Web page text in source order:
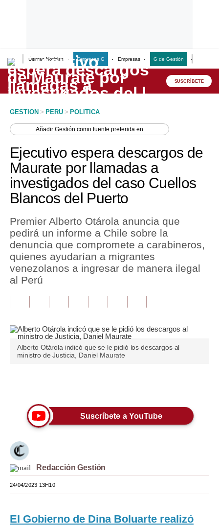
Últimas Noticias Empresas G Empresas G de Gestión
Lo último
Peru Quiosco
Economía
Mercados
Perú
Política
Tu Dinero
Finanzas Personales
Inmobiliarias
Plus G
Editorial
Pregunta de hoy
Lujo
Moda
Estilos
Mundo
SUSCRÍBETE
GESTION > PERU > POLITICA
AñadirGestión como fuente preferida en
Ejecutivo espera descargos de
Maurate por llamadas a
investigados del caso Cuellos
Blancos del Puerto
Premier Alberto Otárola anuncia que
pedirá un informe a Chile sobre la
denuncia que compromete a carabineros,
quienes ayudarían a migrantes
venezolanos a ingresar de manera ilegal
al Perú
Alberto Otárola indicó que se le pidió los descargos al
ministro de Justicia, Daniel Maurate
Suscríbete a YouTube
Redacción Gestión
24/04/2023 13H10
El Gobierno de Dina Boluarte realizó